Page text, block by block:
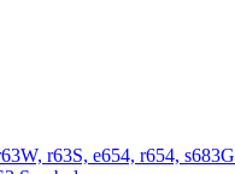
r63S, e654, r654, s683G